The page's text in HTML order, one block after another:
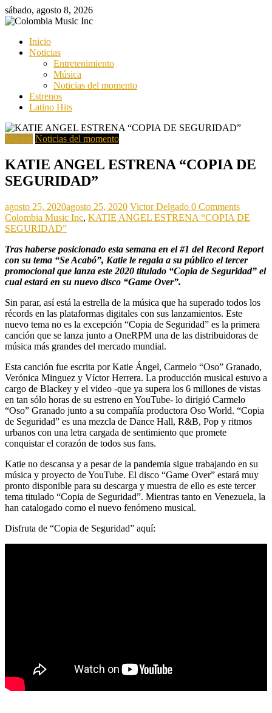
Saltar
al
sábado, agosto 8, 2026
Music
Music
Inicio
Noticias
Entretenimiento
Música
Noticias del momento
Estrenos
Latino Hits
Música Noticias del momento
KATIE ANGEL ESTRENA “COPIA DE
SEGURIDAD”
agosto 25, 2020agosto 25, 2020 Victor Delgado 0 Comments
Colombia Music Inc, KATIE ANGEL ESTRENA “COPIA DE
SEGURIDAD”
Tras haberse posicionado esta semana en el #1 del Record Report
con su tema “Se Acabó”, Katie le regala a su público el tercer
promocional que lanza este 2020 titulado “Copia de Seguridad” el
cual estará en su nuevo disco “Game Over”.
Sin parar, así está la estrella de la música que ha superado todos los
récords en las plataformas digitales con sus lanzamientos. Este
nuevo tema no es la excepción “Copia de Seguridad” es la primera
canción que se lanza junto a OneRPM una de las distribuidoras de
música más grandes del mercado mundial.
Esta canción fue escrita por Katie Ángel, Carmelo “Oso” Granado,
Verónica Minguez y Víctor Herrera. La producción musical estuvo a
cargo de Blackey y el video -que ya supera los 6 millones de vistas
en tan sólo horas de su estreno en YouTube- lo dirigió Carmelo
“Oso” Granado junto a su compañía productora Oso World. “Copia
de Seguridad” es una mezcla de Dance Hall, R&B, Pop y ritmos
urbanos con una letra cargada de sentimiento que promete
conquistar el corazón de todos sus fans.
Katie no descansa y a pesar de la pandemia sigue trabajando en su
música y proyecto de YouTube. El disco “Game Over” estará muy
pronto disponible para su descarga y muestra de ello es este tercer
tema titulado “Copia de Seguridad”. Mientras tanto en Venezuela, la
han catalogado como el nuevo fenómeno musical.
Disfruta de “Copia de Seguridad” aquí: